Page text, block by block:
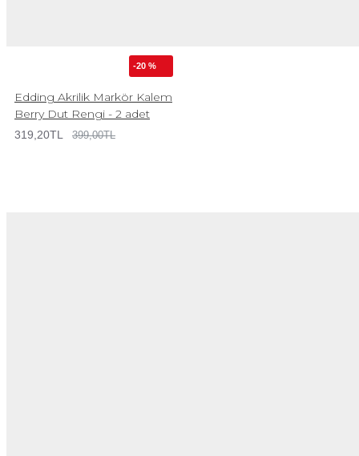
-20 %
Edding Akrilik Markör Kalem
Berry Dut Rengi - 2 adet
319,20TL 399,00TL